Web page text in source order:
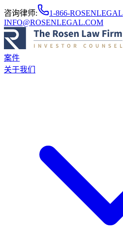
咨询律师: 1-866-ROSENLEGAL
INFO@ROSENLEGAL.COM
案件
关于我们